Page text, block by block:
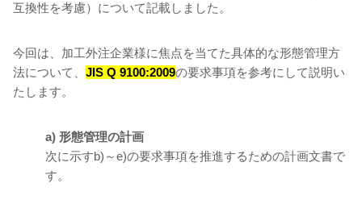
互換性を考慮）について記載しました。
今回は、加工外注企業様に焦点を当てた具体的な形態管理方
法について、 JIS Q 9100:2009の要求事項を参考にして説明い
たします。
a) 形態管理の計画
次に示すb)～e)の要求事項を推進するための計画文書で
す。